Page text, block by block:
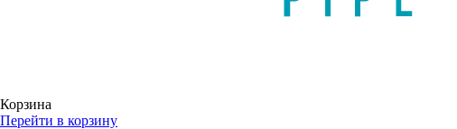
Корзина
Перейти в корзину